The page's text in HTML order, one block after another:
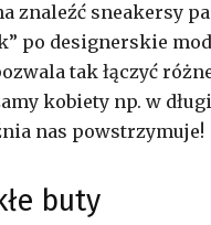
znaleźć sneakersy
po designerskie
tak łączyć
kobiety np. w
nas powstrzymuje!
buty